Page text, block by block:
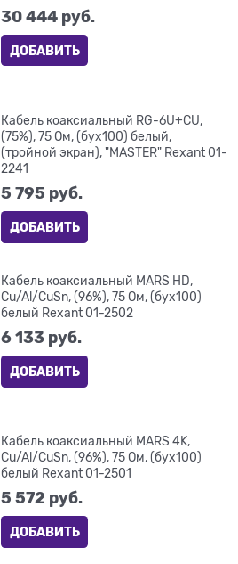
30 444 руб.
ДОБАВИТЬ
Кабель коаксиальный RG-6U+CU,
(75%), 75 Ом, (бух100) белый,
(тройной экран), "MASTER" Rexant 01-
2241
5 795 руб.
ДОБАВИТЬ
Кабель коаксиальный MARS HD,
Cu/Al/CuSn, (96%), 75 Ом, (бух100)
белый Rexant 01-2502
6 133 руб.
ДОБАВИТЬ
Кабель коаксиальный MARS 4K,
Cu/Al/CuSn, (96%), 75 Ом, (бух100)
белый Rexant 01-2501
5 572 руб.
ДОБАВИТЬ